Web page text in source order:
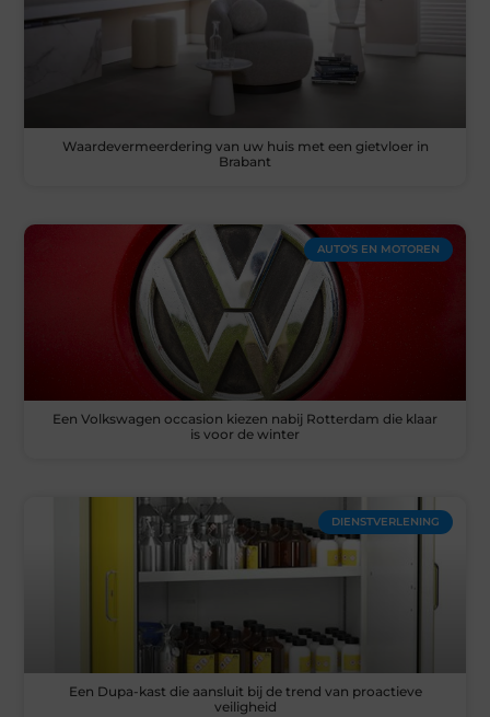
Waardevermeerdering van uw huis met een gietvloer in
Brabant
AUTO’S EN MOTOREN
Een Volkswagen occasion kiezen nabij Rotterdam die klaar
is voor de winter
DIENSTVERLENING
Een Dupa-kast die aansluit bij de trend van proactieve
veiligheid